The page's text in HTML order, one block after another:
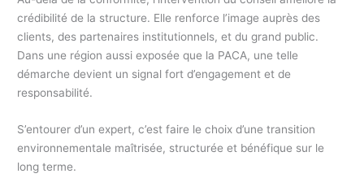
crédibilité de la structure. Elle renforce l’image auprès des
clients, des partenaires institutionnels, et du grand public.
Dans une région aussi exposée que la PACA, une telle
démarche devient un signal fort d’engagement et de
responsabilité.
S’entourer d’un expert, c’est faire le choix d’une transition
environnementale maîtrisée, structurée et bénéfique sur le
long terme.